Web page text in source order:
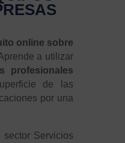
online sobre
a utilizar
profesionales
de las
por una
Servicios